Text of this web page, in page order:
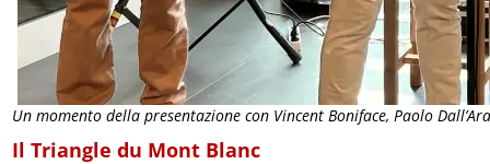
Un momento della presentazione con Vincent Boniface, Paolo
Il Triangle du Mont Blanc